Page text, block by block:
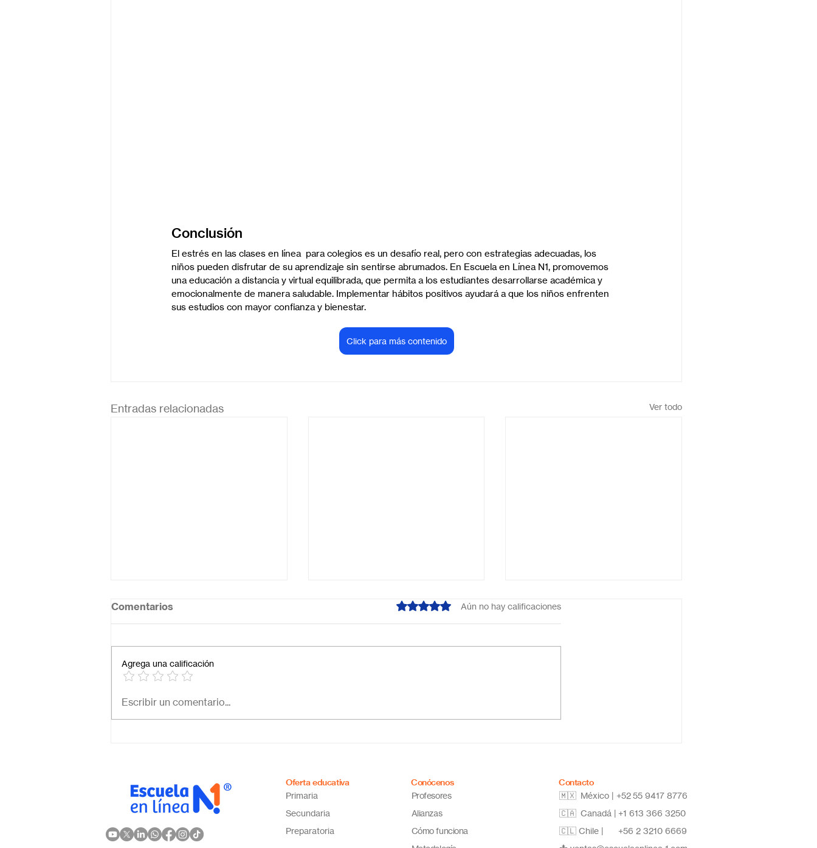
Conclusión
El estrés en las clases en línea  para colegios es un desafío real, pero con estrategias adecuadas, los
niños pueden disfrutar de su aprendizaje sin sentirse abrumados. En Escuela en Línea N1, promovemos
una educación a distancia y virtual equilibrada, que permita a los estudiantes desarrollarse académica y
emocionalmente de manera saludable. Implementar hábitos positivos ayudará a que los niños enfrenten
sus estudios con mayor confianza y bienestar.
Click para más contenido
Entradas relacionadas Ver todo
Necesito una secundaria
Comentarios Obtuvo 0 de 5 estrellas.Aún no hay calificaciones
Agrega una calificación
Escribir un comentario...
Oferta educativa
Primaria
Secundaria
Preparatoria
Conócenos
Profesores
Alianzas
Cómo funciona
Contacto
🇲🇽 México | +5255 9417 8776
🇨🇦 Canadá | +1 613 366 3250
🇨🇱 Chile | +56 2 3210 6669